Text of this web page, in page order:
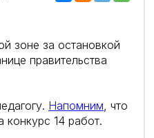
зоне за остановкой
правительства
Напомним, что
конкурс 14 работ.